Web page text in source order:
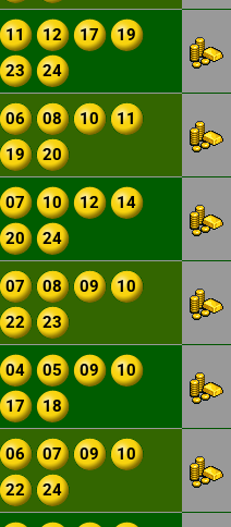
11 12 17
19
23 24
06 08 10
11
19 20
07 10 12
14
20 24
07 08 09
10
22 23
04 05 09
10
17 18
06 07 09
10
22 24